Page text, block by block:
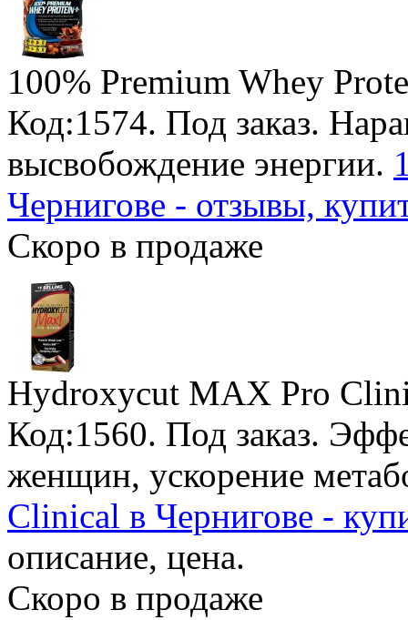
100% Premium Whey
Код:1574. Под заказ.
высвобождение энергии.
Чернигове - отзывы,
Скоро в продаже
Hydroxycut MAX Pro
Код:1560. Под заказ.
женщин, ускорение
Clinical в Чернигове -
описание, цена.
Скоро в продаже